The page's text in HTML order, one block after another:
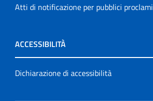
Atti di notificazione per pubblici proclami
ACCESSIBILITÀ
Dichiarazione di accessibilità